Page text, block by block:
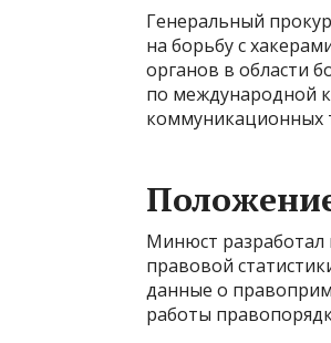
Генеральный
на борьбу с
органов в области
по международной
коммуникационных
Минюст разработал
правовой
данные о
работы